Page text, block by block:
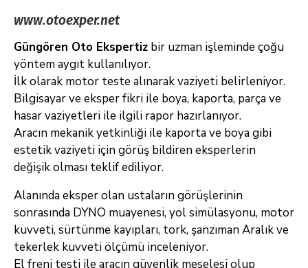
www.otoexper.net
Güngören Oto Ekspertiz bir uzman işleminde çoğu
yöntem aygıt kullanılıyor.
İlk olarak motor teste alınarak vaziyeti belirleniyor.
Bilgisayar ve eksper fikri ile boya, kaporta, parça ve
hasar vaziyetleri ile ilgili rapor hazırlanıyor.
Aracın mekanik yetkinliği ile kaporta ve boya gibi
estetik vaziyeti için görüş bildiren eksperlerin
değişik olması teklif ediliyor.
Alanında eksper olan ustaların görüşlerinin
sonrasında DYNO muayenesi, yol simülasyonu, motor
kuvveti, sürtünme kayıpları, tork, şanzıman Aralık ve
tekerlek kuvveti ölçümü inceleniyor.
El freni testi ile aracın güvenlik meselesi olup